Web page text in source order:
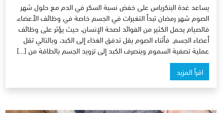
يساعد غدة البنكرياس على خفض نسبة السكر في الدم مع حلول شهر
الصوم شهر رمضان تبدأ التغيرات في الجسم خاصة في وظائف الأعضاء،
فالصيام يحمل الكثير من الفوائد لصحة الإنسان، حيث يؤثر على وظائف
أعضاء الجسم. فأثناء الصوم يقل تدفق الغذاء إلى الكبد، وبالتالي تقل
عملية تصفية السموم وينصرف الكبد إلى تزويد الجسم بالطاقة من […]
اقرأ المزيد